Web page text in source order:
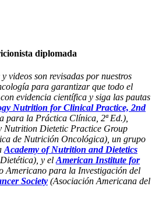
diplomada
videos son revisadas por nuestros
para garantizar que todo el
evidencia científica y siga las pautas
Nutrition for Clinical Practice, 2nd
para la Práctica Clínica, 2ª Ed.),
Nutrition Dietetic Practice Group
de Nutrición Oncológica), un grupo
Academy of Nutrition and Dietetics
y el American Institute for
Americano para la Investigación del
Society (Asociación Americana del